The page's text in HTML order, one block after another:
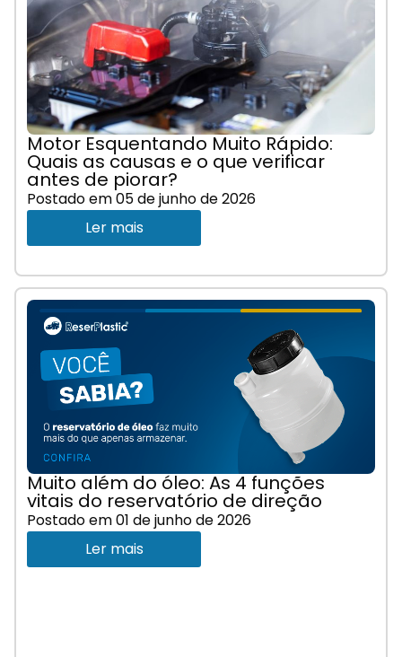
Motor Esquentando Muito Rápido:
Quais as causas e o que verificar
antes de piorar?
Postado em05 de junho de 2026
Ler mais
Muito além do óleo: As 4 funções
vitais do reservatório de direção
Postado em01 de junho de 2026
Ler mais